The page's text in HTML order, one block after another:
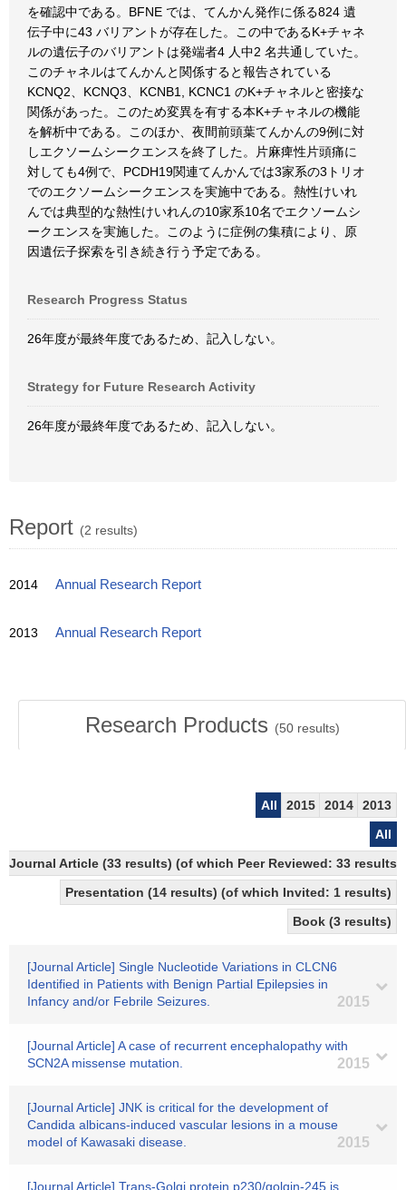
を確認中である。BFNE では、てんかん発作に係る824 遺
伝子中に43 バリアントが存在した。この中であるK+チャネ
ルの遺伝子のバリアントは発端者4 人中2 名共通していた。
このチャネルはてんかんと関係すると報告されている
KCNQ2、KCNQ3、KCNB1, KCNC1 のK+チャネルと密接な
関係があった。このため変異を有する本K+チャネルの機能
を解析中である。このほか、夜間前頭葉てんかんの9例に対
しエクソームシークエンスを終了した。片麻痺性片頭痛に
対しても4例で、PCDH19関連てんかんでは3家系の3トリオ
でのエクソームシークエンスを実施中である。熱性けいれ
んでは典型的な熱性けいれんの10家系10名でエクソームシ
ークエンスを実施した。このように症例の集積により、原
因遺伝子探索を引き続き行う予定である。
Research Progress Status
26年度が最終年度であるため、記入しない。
Strategy for Future Research Activity
26年度が最終年度であるため、記入しない。
Report (2 results)
2014 Annual Research Report
2013 Annual Research Report
Research Products (50results)
All 2015 2014
2013
All
Journal Article (33 results) (of which Peer Reviewed: 33
Presentation (14 results) (of which Invited: 1 results)
Book (3 results)
[Journal Article] Single Nucleotide Variations in CLCN6
Identified in Patients with Benign Partial Epilepsies in
Infancy and/or Febrile Seizures.
2015
[Journal Article] A case of recurrent encephalopathy with
SCN2A missense mutation.
2015
[Journal Article] JNK is critical for the development of
Candida albicans-induced vascular lesions in a mouse
model of Kawasaki disease.
2015
[Journal Article] Trans-Golgi protein p230/golgin-245 is